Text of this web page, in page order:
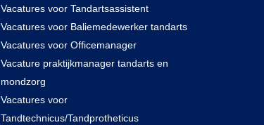
Vacatures voor Tandartsassistent
Vacatures voor Baliemedewerker tandarts
Vacatures voor Officemanager
Vacature praktijkmanager tandarts en
mondzorg
Vacatures voor
Tandtechnicus/Tandprotheticus